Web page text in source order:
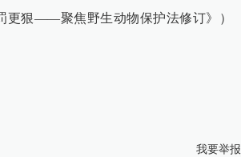
更狠——聚焦野生动物保护法修订》）
我要举报